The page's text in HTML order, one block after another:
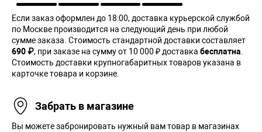
Если заказ оформлен до 18:00, доставка курьерской службой
по Москве производится на следующий день при любой
сумме заказа. Cтоимость стандартной доставки составляет
690 ₽, при заказе на сумму от 10 000 ₽ доставка бесплатна.
Стоимость доставки крупногабаритных товаров указана в
карточке товара и корзине.
Забрать в магазине
Вы можете забронировать нужный вам товар в магазинах